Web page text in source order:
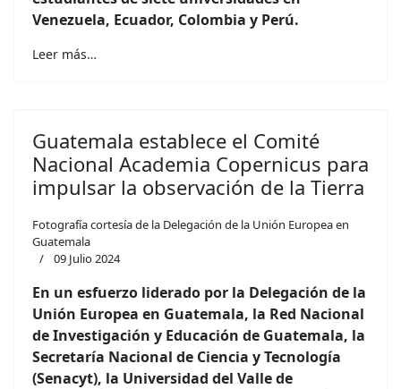
Venezuela, Ecuador, Colombia y Perú.
Leer más…
Guatemala establece el Comité
Nacional Academia Copernicus para
impulsar la observación de la Tierra
Fotografía cortesía de la Delegación de la Unión Europea en
Guatemala
09 Julio 2024
En un esfuerzo liderado por la Delegación de la
Unión Europea en Guatemala, la Red Nacional
de Investigación y Educación de Guatemala, la
Secretaría Nacional de Ciencia y Tecnología
(Senacyt), la Universidad del Valle de